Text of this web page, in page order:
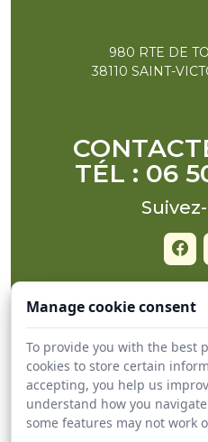
980 RTE DE
38110 SAINT-
TÉL : 06
ACCUEIL
BOUTIQUE EN LIGNE
PLANNING LIVRAISON
À PROPOS DE NOUS
Manage cookie consent
To provide you with the best
cookies to store certain
accepting, you help us
understand how you
some features may not work